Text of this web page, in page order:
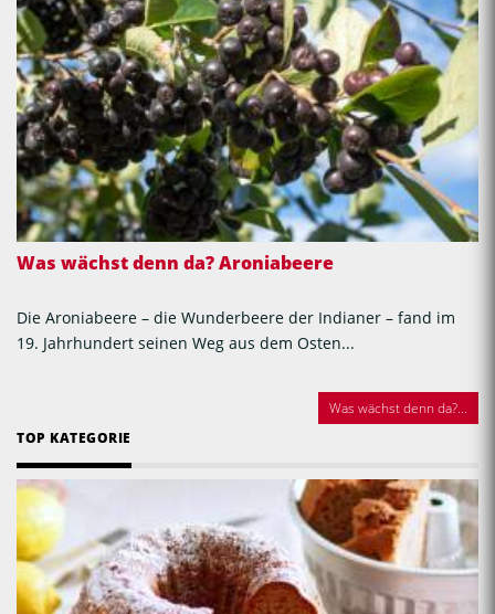
Was wächst denn da? Aroniabeere
Die Aroniabeere – die Wunderbeere der Indianer – fand im
19. Jahrhundert seinen Weg aus dem Osten...
Was wächst denn da?...
TOP KATEGORIE